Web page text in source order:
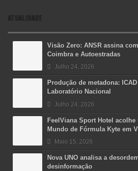
ATUALIDADE
Visão Zero: ANSR assina
Coimbra e Autoestradas
Julho 24, 2026
Produção de metadona:
Laboratório Nacional
Julho 24, 2026
FeelViana Sport Hotel acolhe
Mundo de Fórmula Kyte em
Maio 15, 2026
Nova UNO analisa a
desinformação